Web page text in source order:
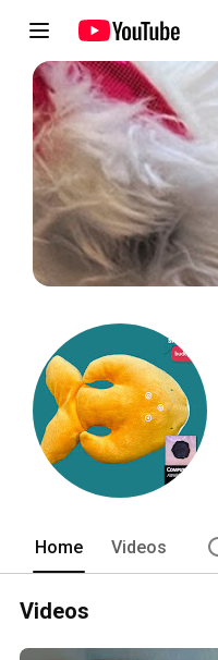
Home Videos
Videos